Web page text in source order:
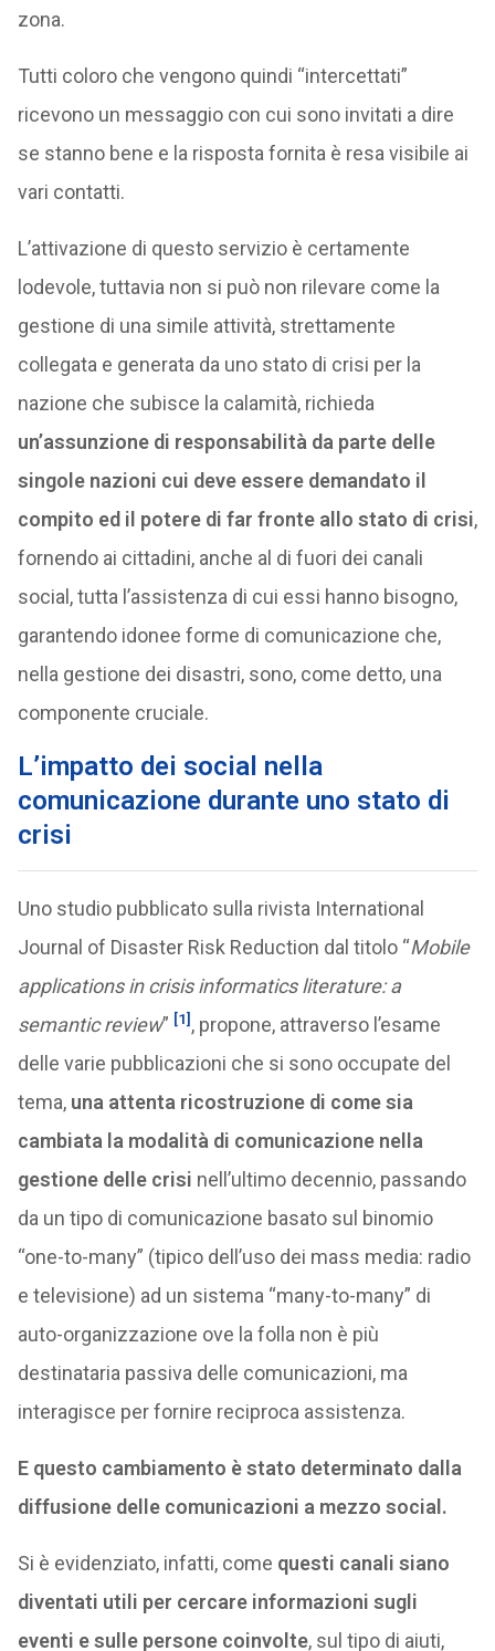
zona.
Tutti coloro che vengono quindi “intercettati”
ricevono un messaggio con cui sono invitati a dire
se stanno bene e la risposta fornita è resa visibile ai
vari contatti.
L’attivazione di questo servizio è certamente
lodevole, tuttavia non si può non rilevare come la
gestione di una simile attività, strettamente
collegata e generata da uno stato di crisi per la
nazione che subisce la calamità, richieda
un’assunzione di responsabilità da parte delle
singole nazioni cui deve essere demandato il
compito ed il potere di far fronte allo stato di crisi,
fornendo ai cittadini, anche al di fuori dei canali
social, tutta l’assistenza di cui essi hanno bisogno,
garantendo idonee forme di comunicazione che,
nella gestione dei disastri, sono, come detto, una
componente cruciale.
L’impatto dei social nella
comunicazione durante uno stato di
crisi
Uno studio pubblicato sulla rivista International
Journal of Disaster Risk Reduction dal titolo “Mobile
applications in crisis informatics literature: a
semantic review” [1] , propone, attraverso l’esame
delle varie pubblicazioni che si sono occupate del
tema, una attenta ricostruzione di come sia
cambiata la modalità di comunicazione nella
gestione delle crisi nell’ultimo decennio, passando
da un tipo di comunicazione basato sul binomio
“one-to-many” (tipico dell’uso dei mass media: radio
e televisione) ad un sistema “many-to-many” di
auto-organizzazione ove la folla non è più
destinataria passiva delle comunicazioni, ma
interagisce per fornire reciproca assistenza.
E questo cambiamento è stato determinato dalla
diffusione delle comunicazioni a mezzo social.
Si è evidenziato, infatti, come questi canali siano
diventati utili per cercare informazioni sugli
eventi e sulle persone coinvolte, sul tipo di aiuti,